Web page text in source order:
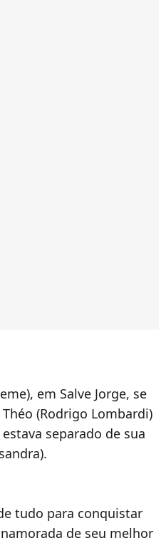
em Salve Jorge, se
(Rodrigo Lombardi)
separado de sua
tudo para conquistar
de seu melhor